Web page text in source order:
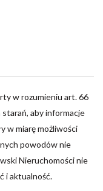
w rozumieniu art. 66
aby informacje
w miarę możliwości
powodów nie
Nieruchomości nie
i aktualność.